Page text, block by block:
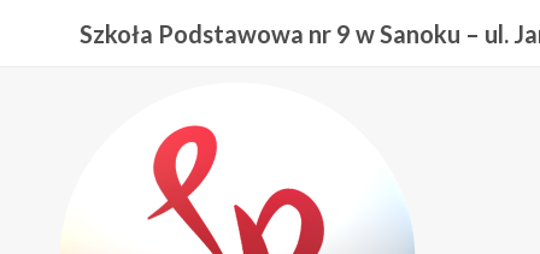
treści
Szkoła Podstawowa nr 9 w Sanoku – ul.